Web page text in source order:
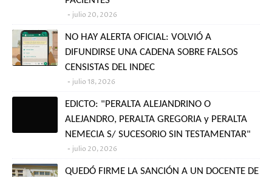
julio 20, 2026
NO HAY ALERTA OFICIAL: VOLVIÓ A
DIFUNDIRSE UNA CADENA SOBRE FALSOS
CENSISTAS DEL INDEC
julio 18, 2026
EDICTO: "PERALTA ALEJANDRINO O
ALEJANDRO, PERALTA GREGORIA y PERALTA
NEMECIA S/ SUCESORIO SIN TESTAMENTAR"
julio 20, 2026
QUEDÓ FIRME LA SANCIÓN A UN DOCENTE DE